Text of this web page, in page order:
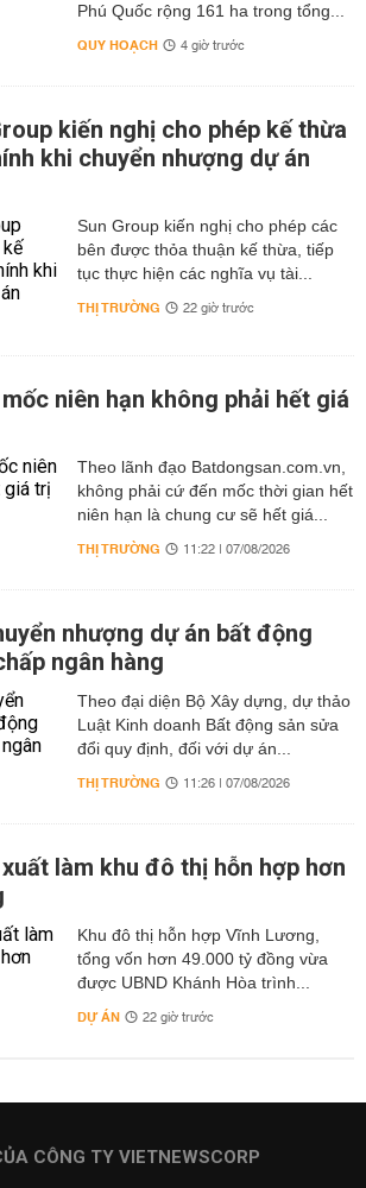
Phú Quốc rộng 161 ha trong tổng...
QUY HOẠCH 4 giờ trước
kiến nghị cho phép kế thừa
khi chuyển nhượng dự án
Sun Group kiến nghị cho phép các
bên được thỏa thuận kế thừa, tiếp
tục thực hiện các nghĩa vụ tài...
THỊ TRƯỜNG 22 giờ trước
niên hạn không phải hết giá
Theo lãnh đạo Batdongsan.com.vn,
không phải cứ đến mốc thời gian hết
niên hạn là chung cư sẽ hết giá...
THỊ TRƯỜNG 11:22 | 07/08/2026
nhượng dự án bất động
ngân hàng
Theo đại diện Bộ Xây dựng, dự thảo
Luật Kinh doanh Bất động sản sửa
đổi quy định, đối với dự án...
THỊ TRƯỜNG 11:26 | 07/08/2026
làm khu đô thị hỗn hợp hơn
Khu đô thị hỗn hợp Vĩnh Lương,
tổng vốn hơn 49.000 tỷ đồng vừa
được UBND Khánh Hòa trình...
DỰ ÁN 22 giờ trước
CÔNG TY VIETNEWSCORP